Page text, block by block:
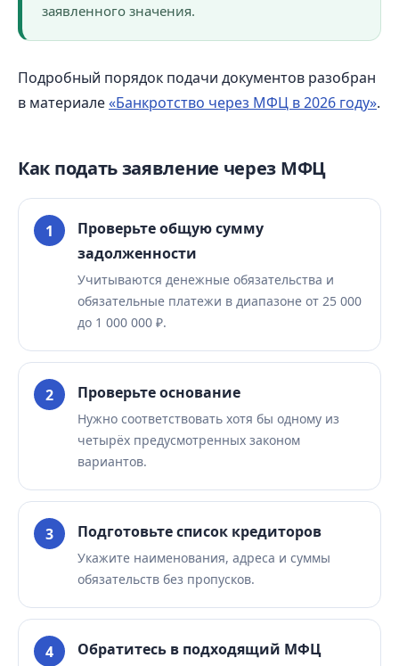
заявленного значения.
Подробный порядок подачи документов разобран
в материале«Банкротство через МФЦ в 2026 году».
Как подать заявление через МФЦ
Проверьте общую сумму
задолженности
Учитываются денежные обязательства и
обязательные платежи в диапазоне от 25 000
до 1 000 000 ₽.
Проверьте основание
Нужно соответствовать хотя бы одному из
четырёх предусмотренных законом
вариантов.
Подготовьте список кредиторов
Укажите наименования, адреса и суммы
обязательств без пропусков.
Обратитесь в подходящий МФЦ